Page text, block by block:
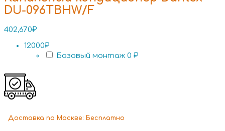
DU-096TBHW/F
402,670₽
12000₽
Базовый монтаж 0 ₽
Доставка по Москве: Бесплатно